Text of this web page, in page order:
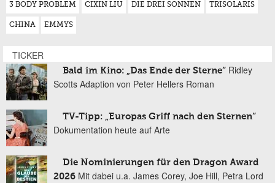
3 BODY PROBLEM CIXIN LIU DIE DREI SONNEN TRISOLARIS
CHINA EMMYS
TICKER
Bald im Kino: „Das Ende der Sterne“ Ridley
Scotts Adaption von Peter Hellers Roman
TV-Tipp: „Europas Griff nach den Sternen“
Dokumentation heute auf Arte
Die Nominierungen für den Dragon Award
2026 Mit dabei u.a. James Corey, Joe Hill, Petra Lord